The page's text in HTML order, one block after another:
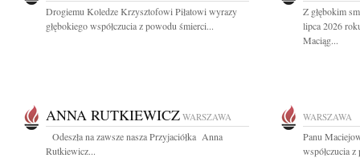
Drogiemu Koledze Krzysztofowi Piłatowi wyrazy
głębokiego współczucia z powodu śmierci...
Z głębokim
lipca 2026
Maciąg...
ANNA RUTKIEWICZ WARSZAWA
Odeszła na zawsze nasza Przyjaciółka Anna
Rutkiewicz...
WARSZAWA
Panu
współczucia